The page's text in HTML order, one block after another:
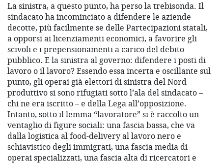
La sinistra, a questo punto, ha perso la trebisonda. Il
sindacato ha incominciato a difendere le aziende
decotte, più facilmente se delle Partecipazioni statali,
a opporsi ai licenziamenti economici, a favorire gli
scivoli e i prepensionamenti a carico del debito
pubblico. E la sinistra al governo: difendere i posti di
lavoro o il lavoro? Essendo essa incerta e oscillante sul
punto, gli operai già elettori di sinistra del Nord
produttivo si sono rifugiati sotto l’ala del sindacato –
chi ne era iscritto – e della Lega all’opposizione.
Intanto, sotto il lemma “lavoratore” si è raccolto un
ventaglio di figure sociali: una fascia bassa, che va
dalla logistica al food-delivery al lavoro nero e
schiavistico degli immigrati, una fascia media di
operai specializzati, una fascia alta di ricercatori e